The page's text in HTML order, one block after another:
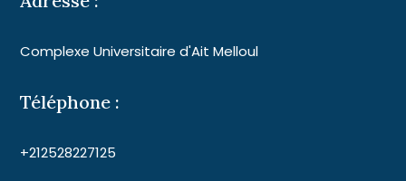
Complexe Universitaire d'Ait Melloul
Téléphone :
+212528227125